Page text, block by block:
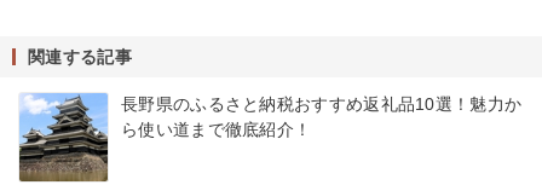
関連する記事
長野県のふるさと納税おすすめ返礼品10選！魅力か
ら使い道まで徹底紹介！